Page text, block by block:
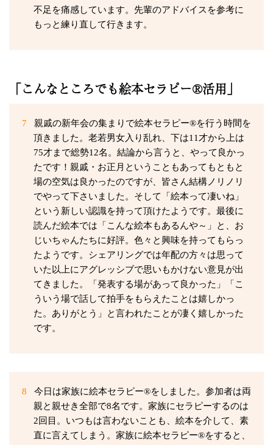
不足を痛感しています。先輩のアドバイスを参考に
もっと練り直して行きます。
「こんなところでも絵本セラピー®活用」
7
親戚の新年会の集まりで絵本セラピー®を行う時間を
頂きました。老若男女入り乱れ、下は11才から上は
75才まで総勢12名。結論から言うと、やって良かっ
たです！親戚・お正月ということもあってもともと
場の空気は良かったのですが、皆さん結構ノリノリ
でやって下さいました。そして「絵本って凄いね」
という新しい認識を持って頂けたようです。最後に
読んだ絵本では「こんな絵本もあるんや～」と、お
じいちゃんたちに好評。色々と興味を持ってもらっ
たようです。シェアリングでは年配の方々は思って
いた以上にアグレッシブで思いもかけない意見が出
てきました。「発表する場があって良かった」「こ
ういう場で話して拍手をもらえたことは嬉しかっ
た。ありがとう」と言われたことが凄く嬉しかった
です。
8
今日は家族に絵本セラピー®をしました。参加者は両
親と親せき全部で8名です。家族にセラピーするのは
2回目。いつもは言わないことも、絵本を介して、素
直に言えてしまう。家族に絵本セラピー®をすると、